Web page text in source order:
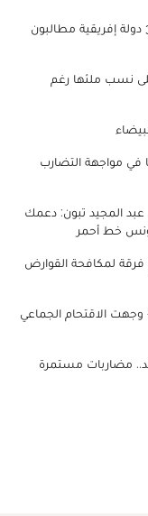
تأشيرة الدخول للولايات المتحدة: مواطنو 30 دولة إفريقية مطالبون
نسب ملئها رغم
في مواجهة التضارب
عبد المجيد تبون: دعمك
خط أحمر
لمكافحة القوارض
وجهت الاقتحام الجماعي
مضاربات مستمرة